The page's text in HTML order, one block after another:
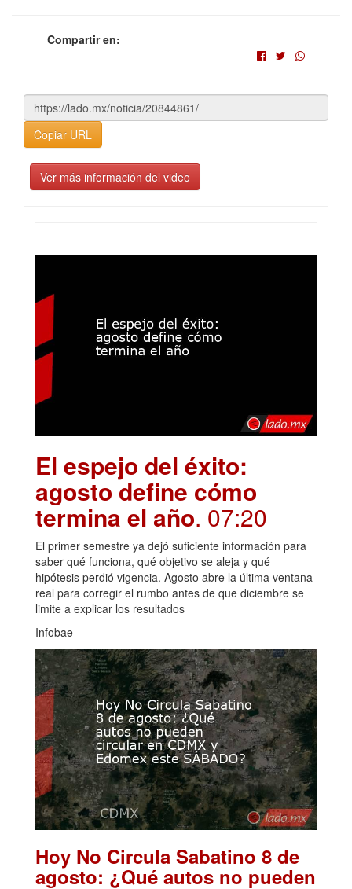
Compartir en:
Copiar URL
Ver más información del video
El espejo del éxito:
agosto define cómo
termina el año. 07:20
El primer semestre ya dejó suficiente información para
saber qué funciona, qué objetivo se aleja y qué
hipótesis perdió vigencia. Agosto abre la última ventana
real para corregir el rumbo antes de que diciembre se
limite a explicar los resultados
Infobae
Hoy No Circula Sabatino 8 de
agosto: ¿Qué autos no pueden